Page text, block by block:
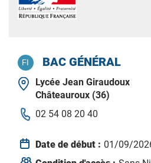
BAC GÉNÉRAL
Lycée Jean Giraudoux
Châteauroux (36)
02 54 08 20 40
Date de début : 01/09/